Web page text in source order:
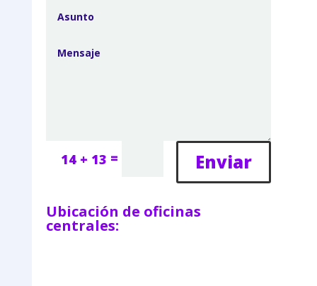
14 + 13 = Enviar
Ubicación de oficinas
centrales: